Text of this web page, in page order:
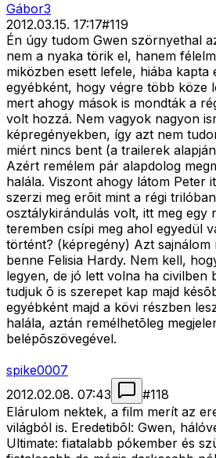
Gábor3
2012.03.15. 17:17#119
Én úgy tudom Gwen szörnyethal
nem a nyaka törik el, hanem
miközben esett lefele, hiába kapta
egyébként, hogy végre több köze
mert ahogy mások is mondták a
volt hozzá. Nem vagyok nagyon
képregényekben, így azt nem
miért nincs bent (a trailerek
Azért remélem pár alapdolog
halála. Viszont ahogy látom Peter
szerzi meg erõit mint a régi
osztálykirándulás volt, itt meg egy
teremben csípi meg ahol egyedül
történt? (képregény) Azt sajnálom
benne Felisia Hardy. Nem kell,
legyen, de jó lett volna ha civilben
tudjuk õ is szerepet kap majd
egyébként majd a kövi részben
halála, aztán remélhetõleg
belépõszövegével.
spike0007
2012.02.08. 07:43
#118
Elárulom nektek, a film merít az
világból is. Eredetibõl: Gwen,
Ultimate: fiatalabb pókember és